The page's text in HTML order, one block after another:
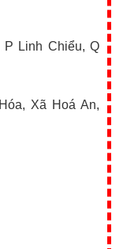
P Linh Chiểu, Q
Xã Hoá An,